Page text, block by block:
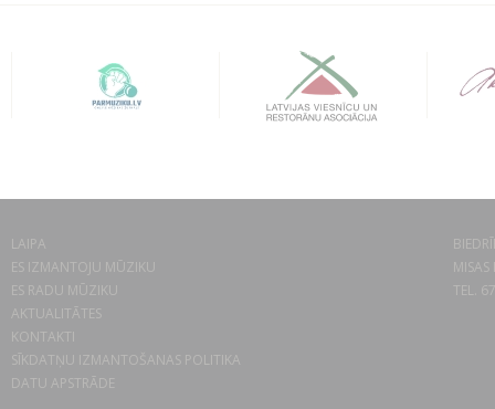
LAIPA
ES IZMANTOJU MŪZIKU
ES RADU MŪZIKU
AKTUALITĀTES
KONTAKTI
SĪKDATŅU IZMANTOŠANAS POLITIKA
DATU APSTRĀDE
TEL.